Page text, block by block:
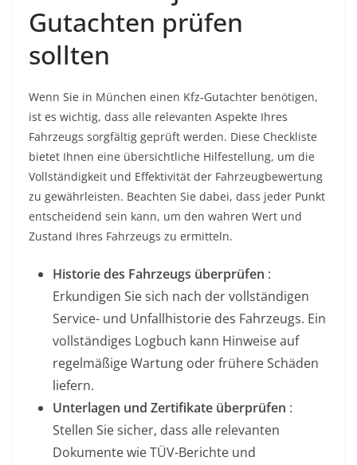
Gutachten prüfen
sollten
Wenn Sie in München einen Kfz-Gutachter benötigen,
ist es wichtig, dass alle relevanten Aspekte Ihres
Fahrzeugs sorgfältig geprüft werden. Diese Checkliste
bietet Ihnen eine übersichtliche Hilfestellung, um die
Vollständigkeit und Effektivität der Fahrzeugbewertung
zu gewährleisten. Beachten Sie dabei, dass jeder Punkt
entscheidend sein kann, um den wahren Wert und
Zustand Ihres Fahrzeugs zu ermitteln.
Historie des Fahrzeugs überprüfen :
Erkundigen Sie sich nach der vollständigen
Service- und Unfallhistorie des Fahrzeugs. Ein
vollständiges Logbuch kann Hinweise auf
regelmäßige Wartung oder frühere Schäden
liefern.
Unterlagen und Zertifikate überprüfen :
Stellen Sie sicher, dass alle relevanten
Dokumente wie TÜV-Berichte und